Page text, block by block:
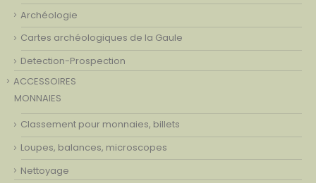
Archéologie
Cartes archéologiques de la Gaule
Detection-Prospection
ACCESSOIRES
MONNAIES
Classement pour monnaies, billets
Loupes, balances, microscopes
Nettoyage